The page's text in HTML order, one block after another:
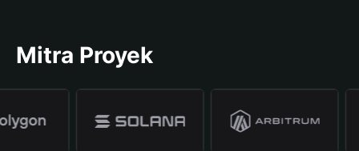
Mitra Proyek